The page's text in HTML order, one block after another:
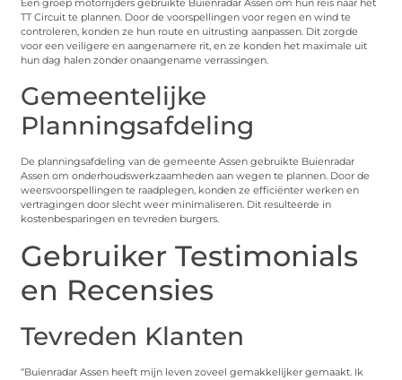
Een groep motorrijders gebruikte Buienradar Assen om hun reis naar het
TT Circuit te plannen. Door de voorspellingen voor regen en wind te
controleren, konden ze hun route en uitrusting aanpassen. Dit zorgde
voor een veiligere en aangenamere rit, en ze konden het maximale uit
hun dag halen zonder onaangename verrassingen.
Gemeentelijke
Planningsafdeling
De planningsafdeling van de gemeente Assen gebruikte Buienradar
Assen om onderhoudswerkzaamheden aan wegen te plannen. Door de
weersvoorspellingen te raadplegen, konden ze efficiënter werken en
vertragingen door slecht weer minimaliseren. Dit resulteerde in
kostenbesparingen en tevreden burgers.
Gebruiker Testimonials
en Recensies
Tevreden Klanten
“Buienradar Assen heeft mijn leven zoveel gemakkelijker gemaakt. Ik